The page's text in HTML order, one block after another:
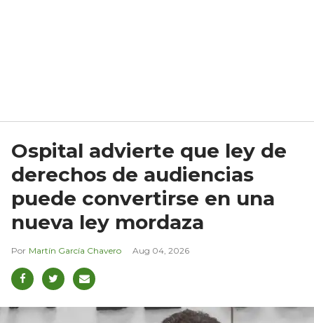
Ospital advierte que ley de
derechos de audiencias
puede convertirse en una
nueva ley mordaza
Martín García Chavero Aug 04, 2026